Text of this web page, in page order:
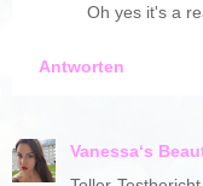
Oh yes it's a
Antworten
Vanessa‘s